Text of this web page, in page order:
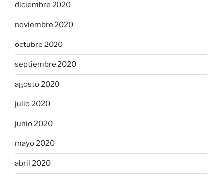
diciembre 2020
noviembre 2020
octubre 2020
septiembre 2020
agosto 2020
julio 2020
junio 2020
mayo 2020
abril 2020